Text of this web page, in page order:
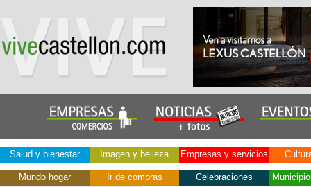
Salud y bienestar Imagen y belleza Empresas y servicios
Mundo hogar Ir de compras Celebraciones